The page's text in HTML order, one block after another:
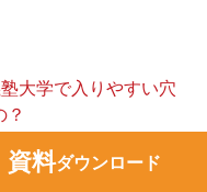
資料ダウンロード
大学で入りやすい穴